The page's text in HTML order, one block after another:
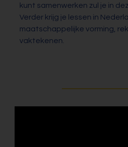
kunt samenwerken zul je in
Verder krijg je lessen in
maatschappelijke vorming,
vaktekenen.